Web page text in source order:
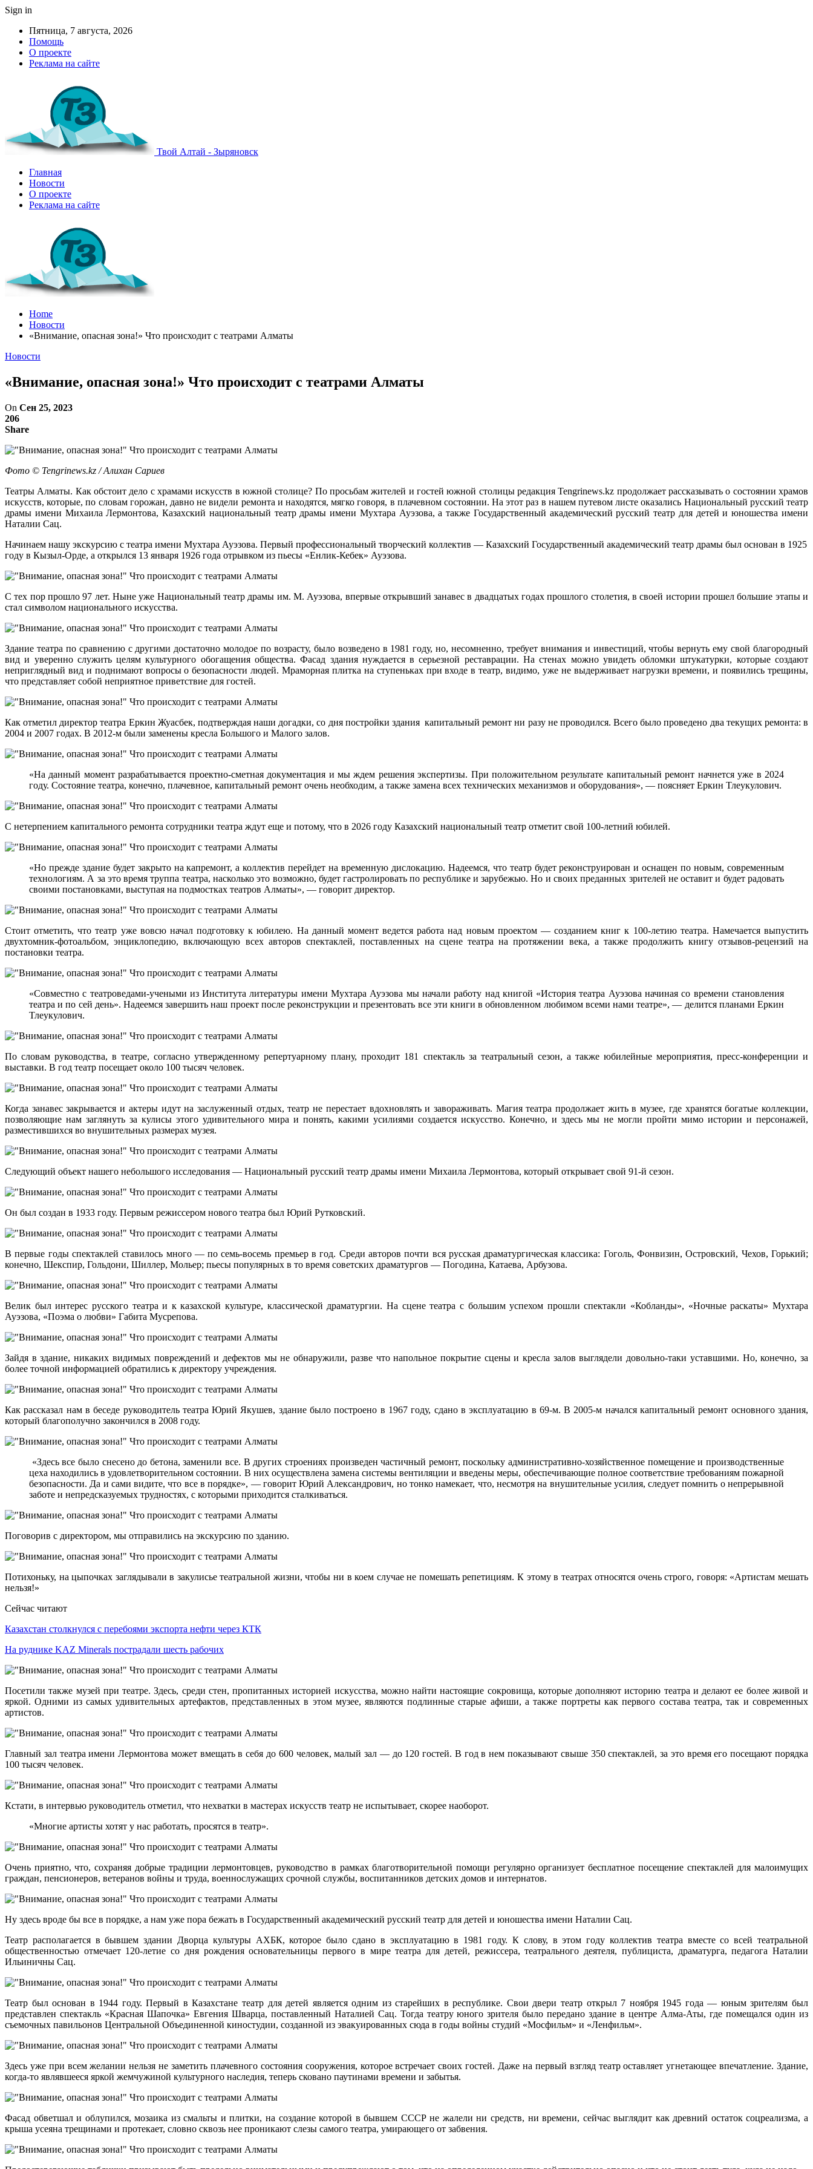
Sign in
Пятница, 7 августа, 2026
Помощь
О проекте
Реклама на сайте
Твой Алтай - Зыряновск
Главная
Новости
О проекте
Реклама на сайте
Home
Новости
«Внимание, опасная зона!» Что происходит с театрами Алматы
Новости
«Внимание, опасная зона!» Что происходит с театрами Алматы
On Сен 25, 2023
206
Share
Фото ©️ Tengrinews.kz / Алихан Сариев
Театры Алматы. Как обстоит дело с храмами искусств в южной столице? По просьбам жителей и гостей южной столицы редакция Tengrinews.kz продолжает рассказывать о состоянии храмов
искусств, которые, по словам горожан, давно не видели ремонта и находятся, мягко говоря, в плачевном состоянии. На этот раз в нашем путевом листе оказались Национальный русский театр
драмы имени Михаила Лермонтова, Казахский национальный театр драмы имени Мухтара Ауэзова, а также Государственный академический русский театр для детей и юношества имени
Наталии Сац.
Начинаем нашу экскурсию с театра имени Мухтара Ауэзова. Первый профессиональный творческий коллектив — Казахский Государственный академический театр драмы был основан в 1925
году в Кызыл-Орде, а открылся 13 января 1926 года отрывком из пьесы «Енлик-Кебек» Ауэзова.
С тех пор прошло 97 лет. Ныне уже Национальный театр драмы им. М. Ауэзова, впервые открывший занавес в двадцатых годах прошлого столетия, в своей истории прошел большие этапы и
стал символом национального искусства.
Здание театра по сравнению с другими достаточно молодое по возрасту, было возведено в 1981 году, но, несомненно, требует внимания и инвестиций, чтобы вернуть ему свой благородный
вид и уверенно служить целям культурного обогащения общества. Фасад здания нуждается в серьезной реставрации. На стенах можно увидеть обломки штукатурки, которые создают
неприглядный вид и поднимают вопросы о безопасности людей. Мраморная плитка на ступеньках при входе в театр, видимо, уже не выдерживает нагрузки времени, и появились трещины,
что представляет собой неприятное приветствие для гостей.
Как отметил директор театра Еркин Жуасбек, подтверждая наши догадки, со дня постройки здания капитальный ремонт ни разу не проводился. Всего было проведено два текущих ремонта: в
2004 и 2007 годах. В 2012-м были заменены кресла Большого и Малого залов.
«На данный момент разрабатывается проектно-сметная документация и мы ждем решения экспертизы. При положительном результате капитальный ремонт начнется уже в 2024
году. Состояние театра, конечно, плачевное, капитальный ремонт очень необходим, а также замена всех технических механизмов и оборудования», — поясняет Еркин Тлеукулович.
С нетерпением капитального ремонта сотрудники театра ждут еще и потому, что в 2026 году Казахский национальный театр отметит свой 100-летний юбилей.
«Но прежде здание будет закрыто на капремонт, а коллектив перейдет на временную дислокацию. Надеемся, что театр будет реконструирован и оснащен по новым, современным
технологиям. А за это время труппа театра, насколько это возможно, будет гастролировать по республике и зарубежью. Но и своих преданных зрителей не оставит и будет радовать
своими постановками, выступая на подмостках театров Алматы», — говорит директор.
Стоит отметить, что театр уже вовсю начал подготовку к юбилею. На данный момент ведется работа над новым проектом — созданием книг к 100-летию театра. Намечается выпустить
двухтомник-фотоальбом, энциклопедию, включающую всех авторов спектаклей, поставленных на сцене театра на протяжении века, а также продолжить книгу отзывов-рецензий на
постановки театра.
«Совместно с театроведами-учеными из Института литературы имени Мухтара Ауэзова мы начали работу над книгой «История театра Ауэзова начиная со времени становления
театра и по сей день». Надеемся завершить наш проект после реконструкции и презентовать все эти книги в обновленном любимом всеми нами театре», — делится планами Еркин
Тлеукулович.
По словам руководства, в театре, согласно утвержденному репертуарному плану, проходит 181 спектакль за театральный сезон, а также юбилейные мероприятия, пресс-конференции и
выставки. В год театр посещает около 100 тысяч человек.
Когда занавес закрывается и актеры идут на заслуженный отдых, театр не перестает вдохновлять и завораживать. Магия театра продолжает жить в музее, где хранятся богатые коллекции,
позволяющие нам заглянуть за кулисы этого удивительного мира и понять, какими усилиями создается искусство. Конечно, и здесь мы не могли пройти мимо истории и персонажей,
разместившихся во внушительных размерах музея.
Следующий объект нашего небольшого исследования — Национальный русский театр драмы имени Михаила Лермонтова, который открывает свой 91-й сезон.
Он был создан в 1933 году. Первым режиссером нового театра был Юрий Рутковский.
В первые годы спектаклей ставилось много — по семь-восемь премьер в год. Среди авторов почти вся русская драматургическая классика: Гоголь, Фонвизин, Островский, Чехов, Горький;
конечно, Шекспир, Гольдони, Шиллер, Мольер; пьесы популярных в то время советских драматургов — Погодина, Катаева, Арбузова.
Велик был интерес русского театра и к казахской культуре, классической драматургии. На сцене театра с большим успехом прошли спектакли «Кобланды», «Ночные раскаты» Мухтара
Ауэзова, «Поэма о любви» Габита Мусрепова.
Зайдя в здание, никаких видимых повреждений и дефектов мы не обнаружили, разве что напольное покрытие сцены и кресла залов выглядели довольно-таки уставшими. Но, конечно, за
более точной информацией обратились к директору учреждения.
Как рассказал нам в беседе руководитель театра Юрий Якушев, здание было построено в 1967 году, сдано в эксплуатацию в 69-м. В 2005-м начался капитальный ремонт основного здания,
который благополучно закончился в 2008 году.
«Здесь все было снесено до бетона, заменили все. В других строениях произведен частичный ремонт, поскольку административно-хозяйственное помещение и производственные
цеха находились в удовлетворительном состоянии. В них осуществлена замена системы вентиляции и введены меры, обеспечивающие полное соответствие требованиям пожарной
безопасности. Да и сами видите, что все в порядке», — говорит Юрий Александрович, но тонко намекает, что, несмотря на внушительные усилия, следует помнить о непрерывной
заботе и непредсказуемых трудностях, с которыми приходится сталкиваться.
Поговорив с директором, мы отправились на экскурсию по зданию.
Потихоньку, на цыпочках заглядывали в закулисье театральной жизни, чтобы ни в коем случае не помешать репетициям. К этому в театрах относятся очень строго, говоря: «Артистам мешать
нельзя!»
Сейчас читают
Казахстан столкнулся с перебоями экспорта нефти через КТК
На руднике KAZ Minerals пострадали шесть рабочих
Посетили также музей при театре. Здесь, среди стен, пропитанных историей искусства, можно найти настоящие сокровища, которые дополняют историю театра и делают ее более живой и
яркой. Одними из самых удивительных артефактов, представленных в этом музее, являются подлинные старые афиши, а также портреты как первого состава театра, так и современных
артистов.
Главный зал театра имени Лермонтова может вмещать в себя до 600 человек, малый зал — до 120 гостей. В год в нем показывают свыше 350 спектаклей, за это время его посещают порядка
100 тысяч человек.
Кстати, в интервью руководитель отметил, что нехватки в мастерах искусств театр не испытывает, скорее наоборот.
«Многие артисты хотят у нас работать, просятся в театр».
Очень приятно, что, сохраняя добрые традиции лермонтовцев, руководство в рамках благотворительной помощи регулярно организует бесплатное посещение спектаклей для малоимущих
граждан, пенсионеров, ветеранов войны и труда, военнослужащих срочной службы, воспитанников детских домов и интернатов.
Ну здесь вроде бы все в порядке, а нам уже пора бежать в Государственный академический русский театр для детей и юношества имени Наталии Сац.
Театр располагается в бывшем здании Дворца культуры АХБК, которое было сдано в эксплуатацию в 1981 году. К слову, в этом году коллектив театра вместе со всей театральной
общественностью отмечает 120-летие со дня рождения основательницы первого в мире театра для детей, режиссера, театрального деятеля, публициста, драматурга, педагога Наталии
Ильиничны Сац.
Театр был основан в 1944 году. Первый в Казахстане театр для детей является одним из старейших в республике. Свои двери театр открыл 7 ноября 1945 года — юным зрителям был
представлен спектакль «Красная Шапочка» Евгения Шварца, поставленный Наталией Сац. Тогда театру юного зрителя было передано здание в центре Алма-Аты, где помещался один из
съемочных павильонов Центральной Объединенной киностудии, созданной из эвакуированных сюда в годы войны студий «Мосфильм» и «Ленфильм».
Здесь уже при всем желании нельзя не заметить плачевного состояния сооружения, которое встречает своих гостей. Даже на первый взгляд театр оставляет угнетающее впечатление. Здание,
когда-то являвшееся яркой жемчужиной культурного наследия, теперь сковано паутинами времени и забытья.
Фасад обветшал и облупился, мозаика из смальты и плитки, на создание которой в бывшем СССР не жалели ни средств, ни времени, сейчас выглядит как древний остаток соцреализма, а
крыша усеяна трещинами и протекает, словно сквозь нее проникают слезы самого театра, умирающего от забвения.